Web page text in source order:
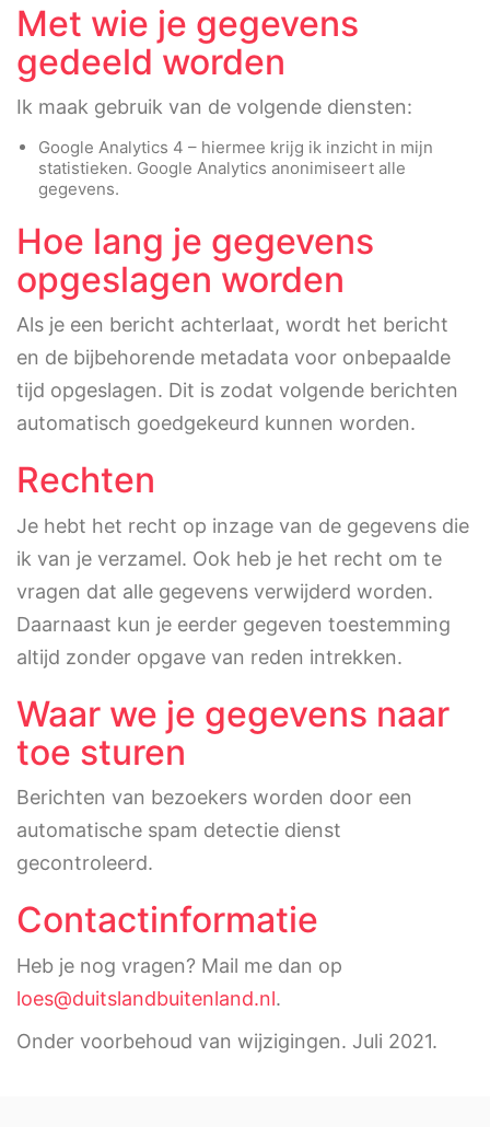
Met wie je gegevens
gedeeld worden
Ik maak gebruik van de volgende diensten:
Google Analytics 4 – hiermee krijg ik inzicht in mijn
statistieken. Google Analytics anonimiseert alle
gegevens.
Hoe lang je gegevens
opgeslagen worden
Als je een bericht achterlaat, wordt het bericht
en de bijbehorende metadata voor onbepaalde
tijd opgeslagen. Dit is zodat volgende berichten
automatisch goedgekeurd kunnen worden.
Rechten
Je hebt het recht op inzage van de gegevens die
ik van je verzamel. Ook heb je het recht om te
vragen dat alle gegevens verwijderd worden.
Daarnaast kun je eerder gegeven toestemming
altijd zonder opgave van reden intrekken.
Waar we je gegevens naar
toe sturen
Berichten van bezoekers worden door een
automatische spam detectie dienst
gecontroleerd.
Contactinformatie
Heb je nog vragen? Mail me dan op
loes@duitslandbuitenland.nl.
Onder voorbehoud van wijzigingen. Juli 2021.